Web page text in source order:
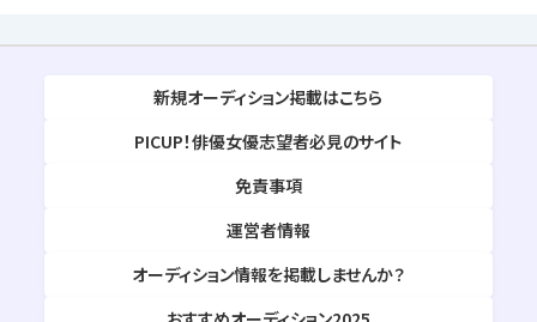
新規オーディション掲載はこちら
PICUP！俳優女優志望者必見のサイト
免責事項
運営者情報
オーディション情報を掲載しませんか？